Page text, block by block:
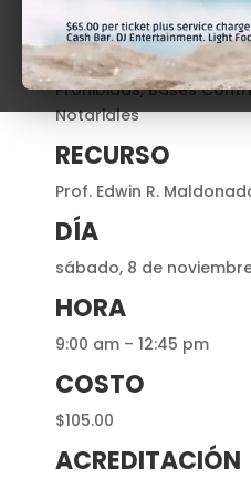
Donaciones:
Preferente, Planilla
Prohibidas, Bases
Notariales
RECURSO
Prof. Edwin R.
DÍA
sábado, 8 de
HORA
9:00 am – 12:45 pm
COSTO
$105.00
ACREDITACIÓN